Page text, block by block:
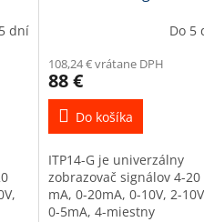
dní Do 5
108,24 € vrátane DPH
88 €
Do košíka
ITP14-G je univerzálny
zobrazovač signálov 4-20
mA, 0-20mA, 0-10V, 2-
0-5mA, 4-miestny